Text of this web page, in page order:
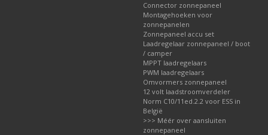
Connector zonnepaneel
Montagehoeken voor
zonnepanelen
Zonnepaneel accu set
Laadregelaar zonnepaneel / boot
/ camper
MPPT laadregelaars
PWM laadregelaars
Omvormers zonnepaneel
12 volt laadstroomverdeler
Norm C10/11ed.2.2 voor ESS in
België
>>> Méér over aansluiten
zonnepaneel